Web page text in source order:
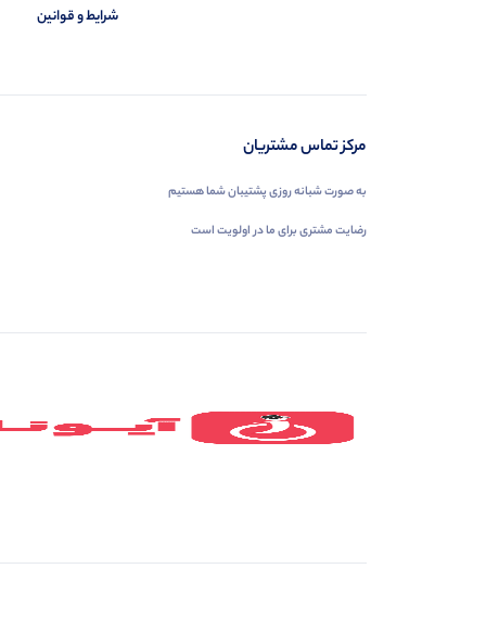
شرایط و قوانین
مرکز تماس مشتریان
به صورت شبانه روزی پشتیبان شما هستیم
رضایت مشتری برای ما در اولویت است